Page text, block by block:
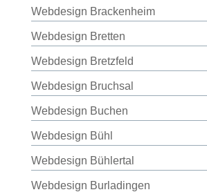
Webdesign Brackenheim
Webdesign Bretten
Webdesign Bretzfeld
Webdesign Bruchsal
Webdesign Buchen
Webdesign Bühl
Webdesign Bühlertal
Webdesign Burladingen